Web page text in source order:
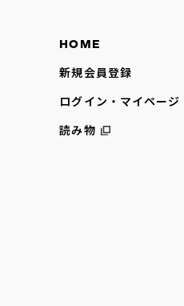
HOME
新規会員登録
ログイン・マイページ
読み物